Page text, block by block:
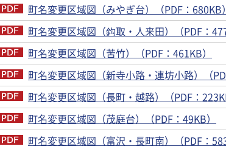
町名変更区域図（みやぎ台）（PDF：680KB）
町名変更区域図（鈎取・人来田）（PDF：
町名変更区域図（苦竹）（PDF：461KB）
町名変更区域図（新寺小路・連坊小路）（
町名変更区域図（長町・越路）（PDF：
町名変更区域図（茂庭台）（PDF：49KB）
町名変更区域図（富沢・長町南）（PDF：